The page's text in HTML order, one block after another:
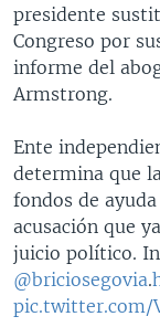
presidente
Congreso por
informe del
Armstrong.
Ente
determina que
fondos de
acusación que
juicio político.
@briciosegovia.
pic.twitter.com/